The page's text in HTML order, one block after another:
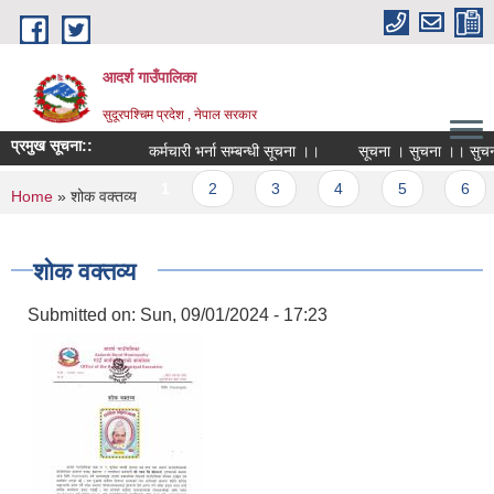
Skip to main content
आदर्श गाउँपालिका
सुदूरपश्चिम प्रदेश , नेपाल सरकार
प्रमुख सूचना:: कर्मचारी भर्ना सम्बन्धी सूचना ।। सूचना । सुचना ।।
Pages
1
You are here
Home » शोक वक्तव्य
शोक वक्तव्य
Submitted on: Sun, 09/01/2024 - 17:23